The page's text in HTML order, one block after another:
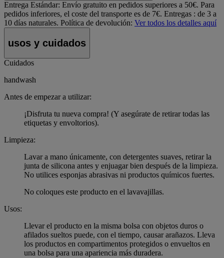
Entrega Estándar: Envío gratuito en pedidos superiores a 50€. Para
pedidos inferiores, el coste del transporte es de 7€. Entregas : de 3 a
10 días naturales. Política de devolución: Ver todos los detalles aquí
usos y cuidados
Cuidados
handwash
Antes de empezar a utilizar:
¡Disfruta tu nueva compra! (Y asegúrate de retirar todas las
etiquetas y envoltorios).
Limpieza:
Lavar a mano únicamente, con detergentes suaves, retirar la
junta de silicona antes y enjuagar bien después de la limpieza.
No utilices esponjas abrasivas ni productos químicos fuertes.
No coloques este producto en el lavavajillas.
Usos:
Llevar el producto en la misma bolsa con objetos duros o
afilados sueltos puede, con el tiempo, causar arañazos. Lleva
los productos en compartimentos protegidos o envueltos en
una bolsa para una apariencia más duradera.